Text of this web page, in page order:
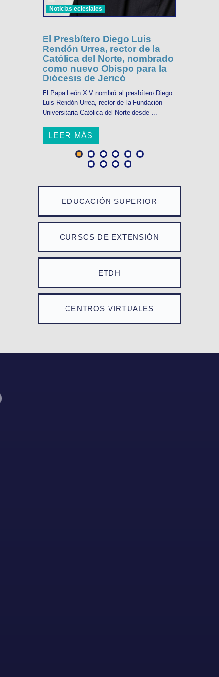
EDUCACIÓN SUPERIOR
CURSOS DE EXTENSIÓN
ETDH
CENTROS VIRTUALES
Noticias eclesiales
El Presbítero Diego Luis
Rendón Urrea, rector de la
Católica del Norte, nombrado
como nuevo Obispo para la
Diócesis de Jericó
El Papa León XIV nombró al presbítero Diego
Luis Rendón Urrea, rector de la Fundación
Universitaria Católica del Norte desde ...
LEER MÁS